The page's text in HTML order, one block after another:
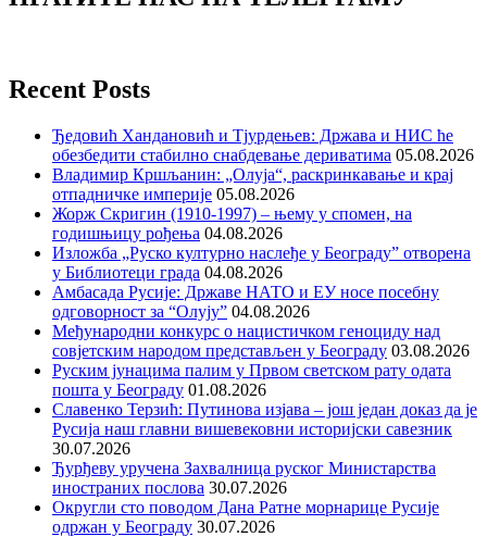
Recent Posts
Ђедовић Хандановић и Тјурдењев: Држава и НИС ће
обезбедити стабилно снабдевање дериватима 05.08.2026
Владимир Кршљанин: „Олуја“, раскринкавање и крај
отпадничке империје 05.08.2026
Жорж Скригин (1910-1997) – њему у спомен, на
годишњицу рођења 04.08.2026
Изложба „Руско културно наслеђе у Београду” отворена
у Библиотеци града 04.08.2026
Амбасада Русије: Државе НАТО и ЕУ носе посебну
одговорност за “Олују” 04.08.2026
Међународни конкурс о нацистичком геноциду над
совјетским народом представљен у Београду 03.08.2026
Руским јунацима палим у Првом светском рату одата
пошта у Београду 01.08.2026
Славенко Терзић: Путинова изјава – још један доказ да је
Русија наш главни вишевековни историјски савезник
30.07.2026
Ђурђеву уручена Захвалница руског Министарства
иностраних послова 30.07.2026
Округли сто поводом Дана Ратне морнарице Русије
одржан у Београду 30.07.2026